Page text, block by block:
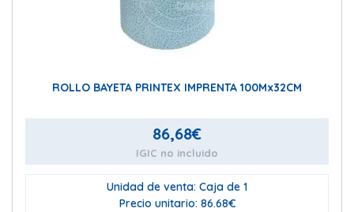
ROLLO BAYETA PRINTEX IMPRENTA 100Mx32CM
86,68€
IGIC no incluido
Unidad de venta: Caja de 1
Precio unitario: 86.68€